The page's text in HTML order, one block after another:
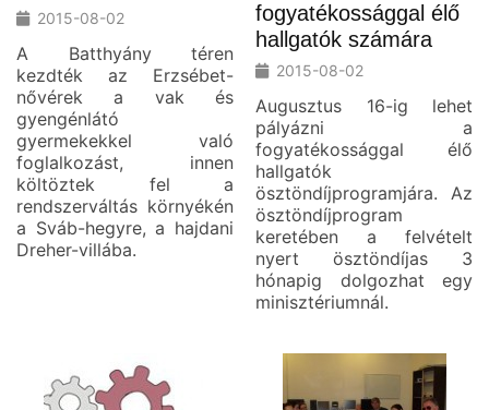
2015-08-02
A Batthyány téren
kezdték az Erzsébet-
nővérek a vak és
gyengénlátó
gyermekekkel való
foglalkozást, innen
költöztek fel a
rendszerváltás környékén
a Sváb-hegyre, a hajdani
Dreher-villába.
fogyatékossággal élő
hallgatók számára
2015-08-02
Augusztus 16-ig lehet
pályázni a
fogyatékossággal élő
hallgatók
ösztöndíjprogramjára. Az
ösztöndíjprogram
keretében a felvételt
nyert ösztöndíjas 3
hónapig dolgozhat egy
minisztériumnál.